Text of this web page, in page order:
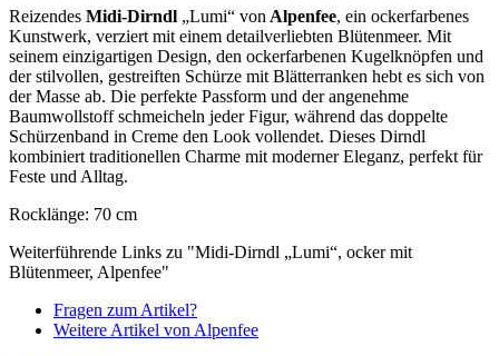
Reizendes Midi-Dirndl „Lumi“ von Alpenfee, ein ockerfarbenes
Kunstwerk, verziert mit einem detailverliebten Blütenmeer. Mit
seinem einzigartigen Design, den ockerfarbenen Kugelknöpfen und
der stilvollen, gestreiften Schürze mit Blätterranken hebt es sich von
der Masse ab. Die perfekte Passform und der angenehme
Baumwollstoff schmeicheln jeder Figur, während das doppelte
Schürzenband in Creme den Look vollendet. Dieses Dirndl
kombiniert traditionellen Charme mit moderner Eleganz, perfekt für
Feste und Alltag.
Rocklänge: 70 cm
Weiterführende Links zu "Midi-Dirndl „Lumi“, ocker mit
Blütenmeer, Alpenfee"
Fragen zum Artikel?
Weitere Artikel von Alpenfee